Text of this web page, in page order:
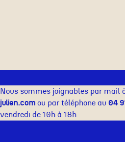
Nous sommes joignables par mail
julien.com ou par téléphone au 04
vendredi de 10h à 18h